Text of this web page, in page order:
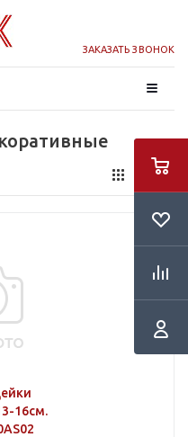
ЗАКАЗАТЬ ЗВОНОК
16см.